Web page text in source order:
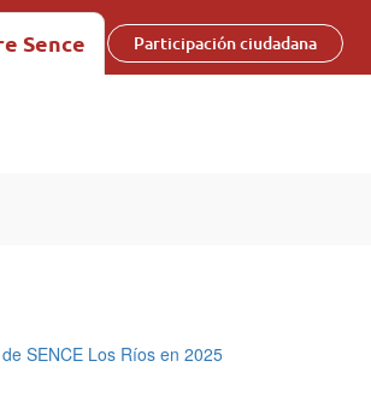
Sence Participación ciudadana
SENCE Los Ríos en 2025